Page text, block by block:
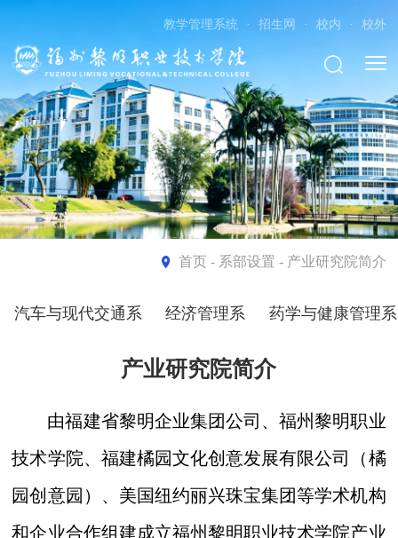
教学管理系统 · 招生网 · 校内 · 校外
首页- 系部设置 - 产业研究院简介
汽车与现代交通系 经济管理系 药学与健康管理系
产业研究院简介
由福建省黎明企业集团公司 、福州黎明职业
技术学院、福建橘园文化创意发展有限公司（橘
园创意园）、美国纽约丽兴珠宝集团等学术机构
和企业合作组建成立福州黎明职业技术学院产业